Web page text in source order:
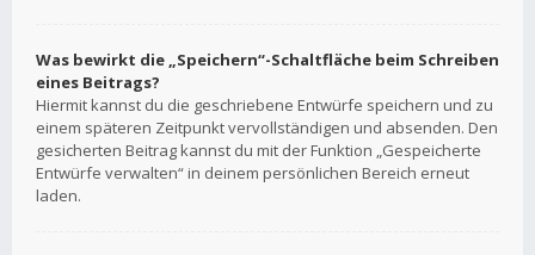
Was bewirkt die „Speichern“-Schaltfläche beim Schreiben
eines Beitrags?
Hiermit kannst du die geschriebene Entwürfe speichern und zu
einem späteren Zeitpunkt vervollständigen und absenden. Den
gesicherten Beitrag kannst du mit der Funktion „Gespeicherte
Entwürfe verwalten“ in deinem persönlichen Bereich erneut
laden.